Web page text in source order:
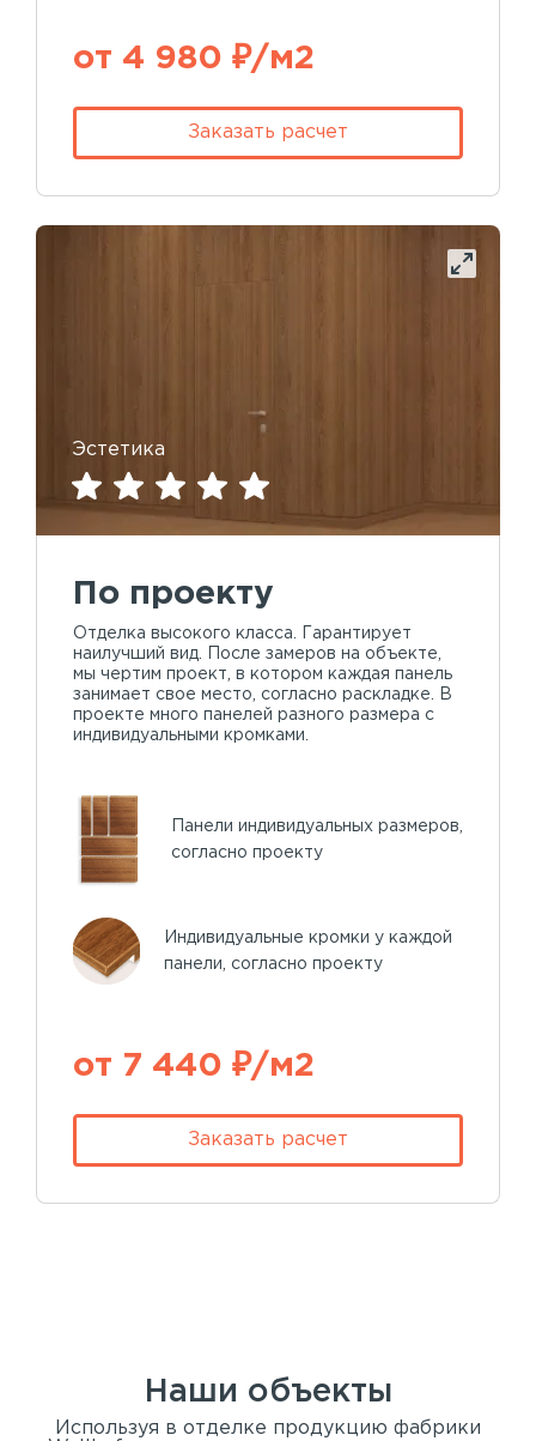
от 4 980 ₽/м2
Заказать расчет
Эстетика
По проекту
Отделка высокого класса. Гарантирует
наилучший вид. После замеров на объекте,
мы чертим проект, в котором каждая панель
занимает свое место, согласно раскладке. В
проекте много панелей разного размера с
индивидуальными кромками.
Панели индивидуальных размеров,
согласно проекту
Индивидуальные кромки у каждой
панели, согласно проекту
от 7 440 ₽/м2
Заказать расчет
Наши объекты
Используя в отделке продукцию фабрики